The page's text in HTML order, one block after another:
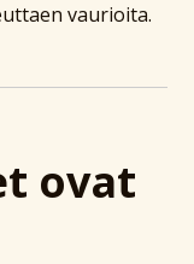
vaurioita.
ovat